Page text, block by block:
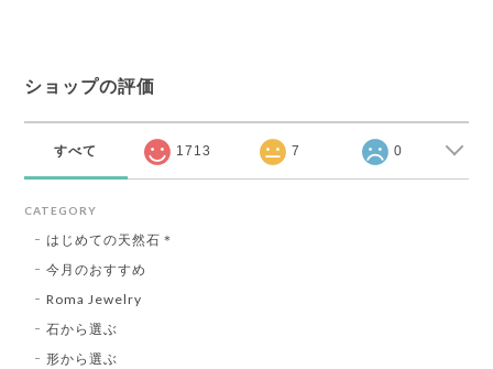
ショップの評価
すべて 1713 7 0
CATEGORY
はじめての天然石＊
今月のおすすめ
Roma Jewelry
石から選ぶ
形から選ぶ